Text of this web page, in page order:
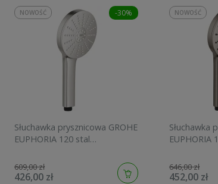
-30%
Słuchawka prysznicowa GROHE
EUPHORIA 120 stal
609,00 zł
426,00 zł
NOWOŚĆ
Słuchawka
EUPHORIA
646,00 zł
452,00 zł
NOWOŚĆ